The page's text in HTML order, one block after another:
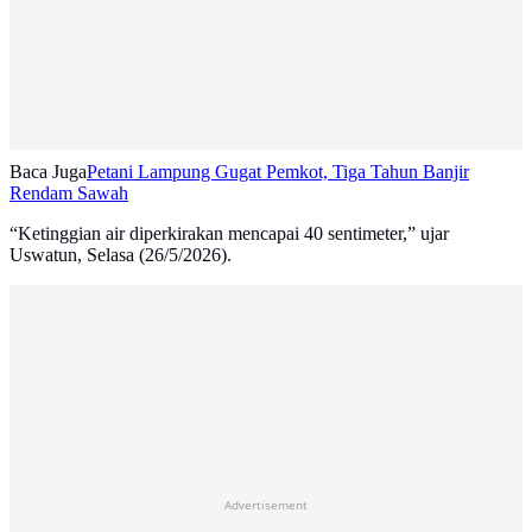
Baca JugaPetani Lampung Gugat Pemkot, Tiga Tahun Banjir
Rendam Sawah
“Ketinggian air diperkirakan mencapai 40 sentimeter,” ujar
Uswatun, Selasa (26/5/2026).
Advertisement